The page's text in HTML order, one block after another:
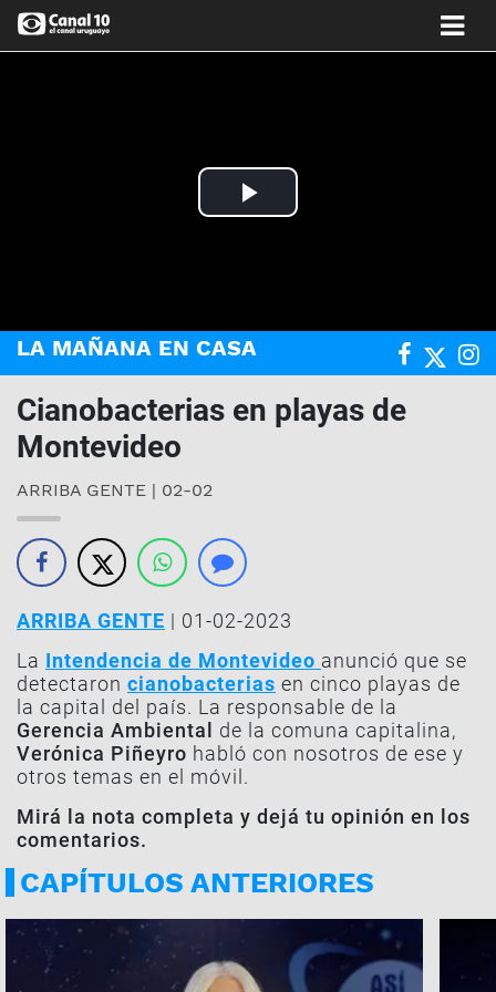
Play
LA MAÑANA EN CASA
Cianobacterias en playas de
Montevideo
ARRIBA GENTE | 02-02
ARRIBA GENTE | 01-02-2023
La Intendencia de Montevideo anunció que se
detectaron cianobacterias en cinco playas de
la capital del país. La responsable de la
Gerencia Ambiental de la comuna capitalina,
Verónica Piñeyro habló con nosotros de ese y
otros temas en el móvil.
Mirá la nota completa y dejá tu opinión en los
comentarios.
CAPÍTULOS ANTERIORES